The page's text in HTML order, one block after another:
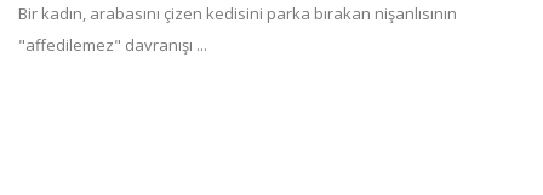
Bir kadın, arabasını çizen kedisini parka bırakan nişanlısının
"affedilemez" davranışı ...